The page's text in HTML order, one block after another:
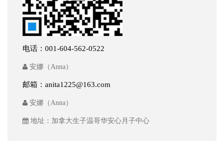
电话：001-604-562-0522
安娜（Anna）
邮箱：anita1225@163.com
安娜（Anna）
地址：加拿大生子温哥华安心月子中心